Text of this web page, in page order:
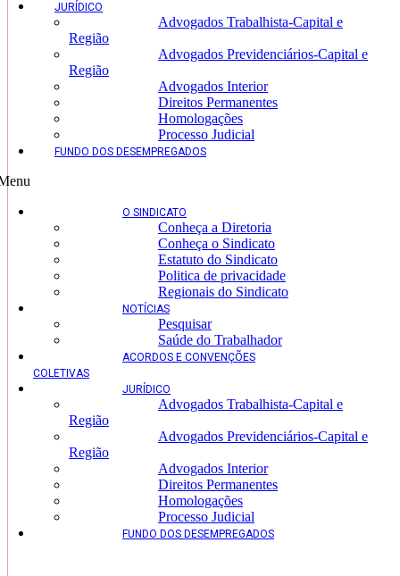
JURÍDICO
Advogados Trabalhista-Capital e
Região
Advogados Previdenciários-Capital e
Região
Advogados Interior
Direitos Permanentes
Homologações
Processo Judicial
FUNDO DOS DESEMPREGADOS
O SINDICATO
Conheça a Diretoria
Conheça o Sindicato
Estatuto do Sindicato
Politica de privacidade
Regionais do Sindicato
NOTÍCIAS
Pesquisar
Saúde do Trabalhador
ACORDOS E CONVENÇÕES
COLETIVAS
JURÍDICO
Advogados Trabalhista-Capital e
Região
Advogados Previdenciários-Capital e
Região
Advogados Interior
Direitos Permanentes
Homologações
Processo Judicial
FUNDO DOS DESEMPREGADOS